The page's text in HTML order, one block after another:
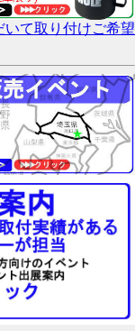
て取り付けご希望